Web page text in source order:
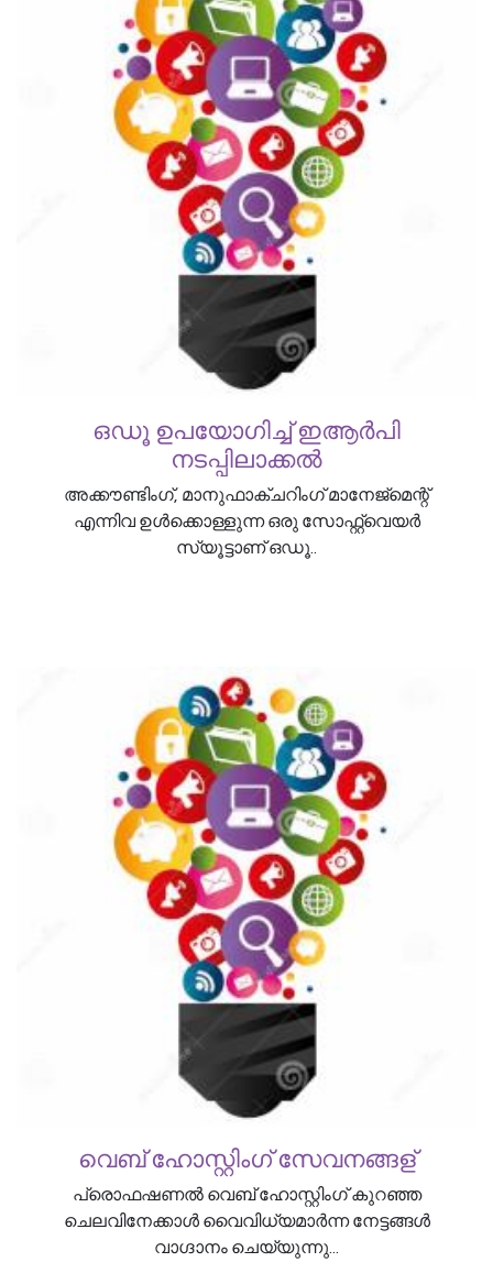
ഒഡൂ ഉപയോഗിച്ച് ഇആർപി
നടപ്പിലാക്കൽ
അക്കൗണ്ടിംഗ്, മാനുഫാക്ചറിംഗ് മാനേജ്‌മെന്റ്
എന്നിവ ഉൾക്കൊള്ളുന്ന ഒരു സോഫ്റ്റ്‌വെയർ
സ്യൂട്ടാണ് ഒഡൂ..
വെബ് ഹോസ്റ്റിംഗ് സേവനങ്ങള്
പ്രൊഫഷണൽ വെബ് ഹോസ്റ്റിംഗ് കുറഞ്ഞ
ചെലവിനേക്കാൾ വൈവിധ്യമാർന്ന നേട്ടങ്ങൾ
വാഗ്ദാനം ചെയ്യുന്നു...